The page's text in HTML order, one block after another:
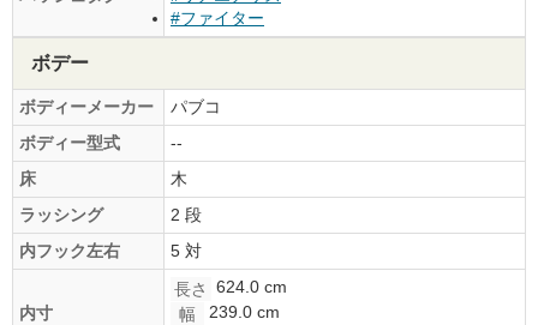
#ファイター
ボデー
ボディーメーカー
パブコ
ボディー型式
--
床
木
ラッシング
2 段
内フック左右
5 対
内寸
長さ
624.0 cm
幅
239.0 cm